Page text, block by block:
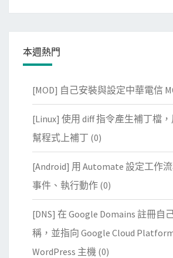
本週熱門
[MOD] 自己安裝與設定中華電信
[Linux] 使用 diff 指令產生補丁檔
幫程式上補丁 (0)
[Android] 用 Automate 設定工作
事件、執行動作 (0)
[DNS] 在 Google Domains 註冊自
稱，並指向 Google Cloud
WordPress 主機 (0)